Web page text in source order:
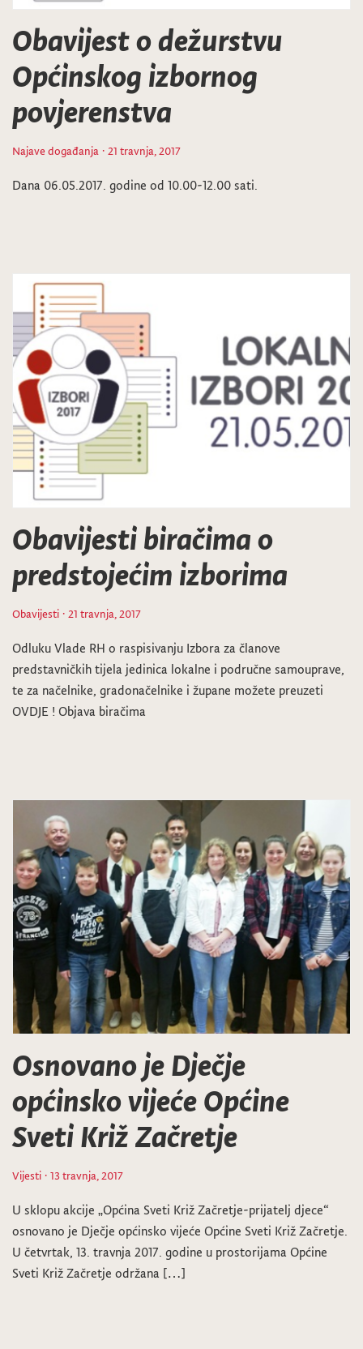
Obavijest o dežurstvu
Općinskog izbornog
povjerenstva
Najave događanja · 21 travnja, 2017
Dana 06.05.2017. godine od 10.00-12.00 sati.
Obavijesti biračima o
predstojećim izborima
Obavijesti · 21 travnja, 2017
Odluku Vlade RH o raspisivanju Izbora za članove
predstavničkih tijela jedinica lokalne i područne samouprave,
te za načelnike, gradonačelnike i župane možete preuzeti
OVDJE ! Objava biračima
Osnovano je Dječje
općinsko vijeće Općine
Sveti Križ Začretje
Vijesti · 13 travnja, 2017
U sklopu akcije „Općina Sveti Križ Začretje-prijatelj djece“
osnovano je Dječje općinsko vijeće Općine Sveti Križ Začretje.
U četvrtak, 13. travnja 2017. godine u prostorijama Općine
Sveti Križ Začretje održana […]